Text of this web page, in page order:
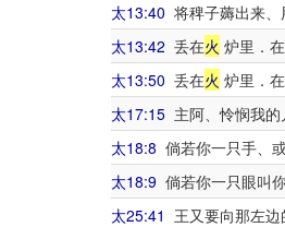
太13:40 将稗子薅出来、
太13:42 丢在火 炉里．
太13:50 丢在火 炉里．
太17:15 主阿、怜悯我
太18:8 倘若你一只手、
太18:9 倘若你一只眼叫
太25:41 王又要向那左